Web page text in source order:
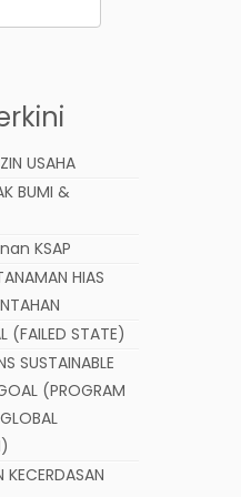
USAHA
BUMI &
KSAP
HIAS
(FAILED STATE)
SUSTAINABLE
(PROGRAM
KECERDASAN